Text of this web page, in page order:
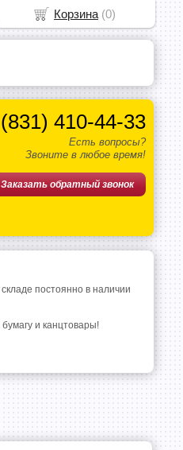
(831) 410-44-33
Есть вопросы?
Звоните в любое время!
Заказать обратный звонок
постоянно в наличии
и канцтовары!
Корзина (0)